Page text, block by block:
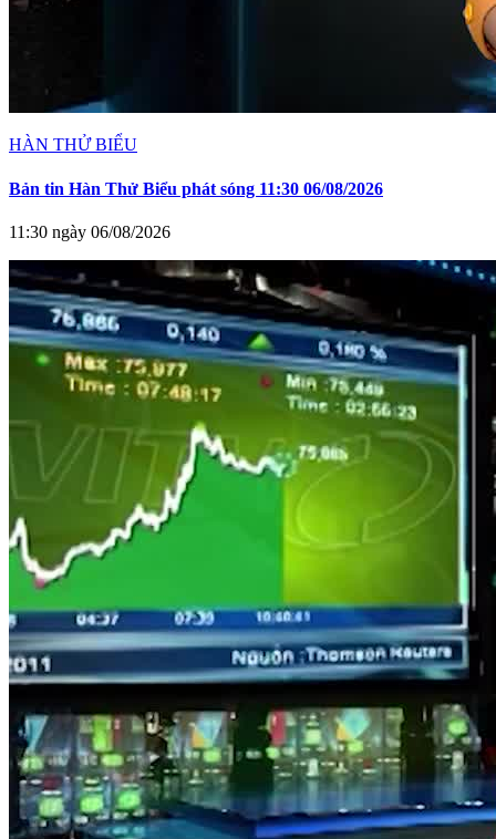
HÀN THỬ BIỂU
Bản tin Hàn Thử Biểu phát sóng 11:30 06/08/2026
11:30 ngày 06/08/2026